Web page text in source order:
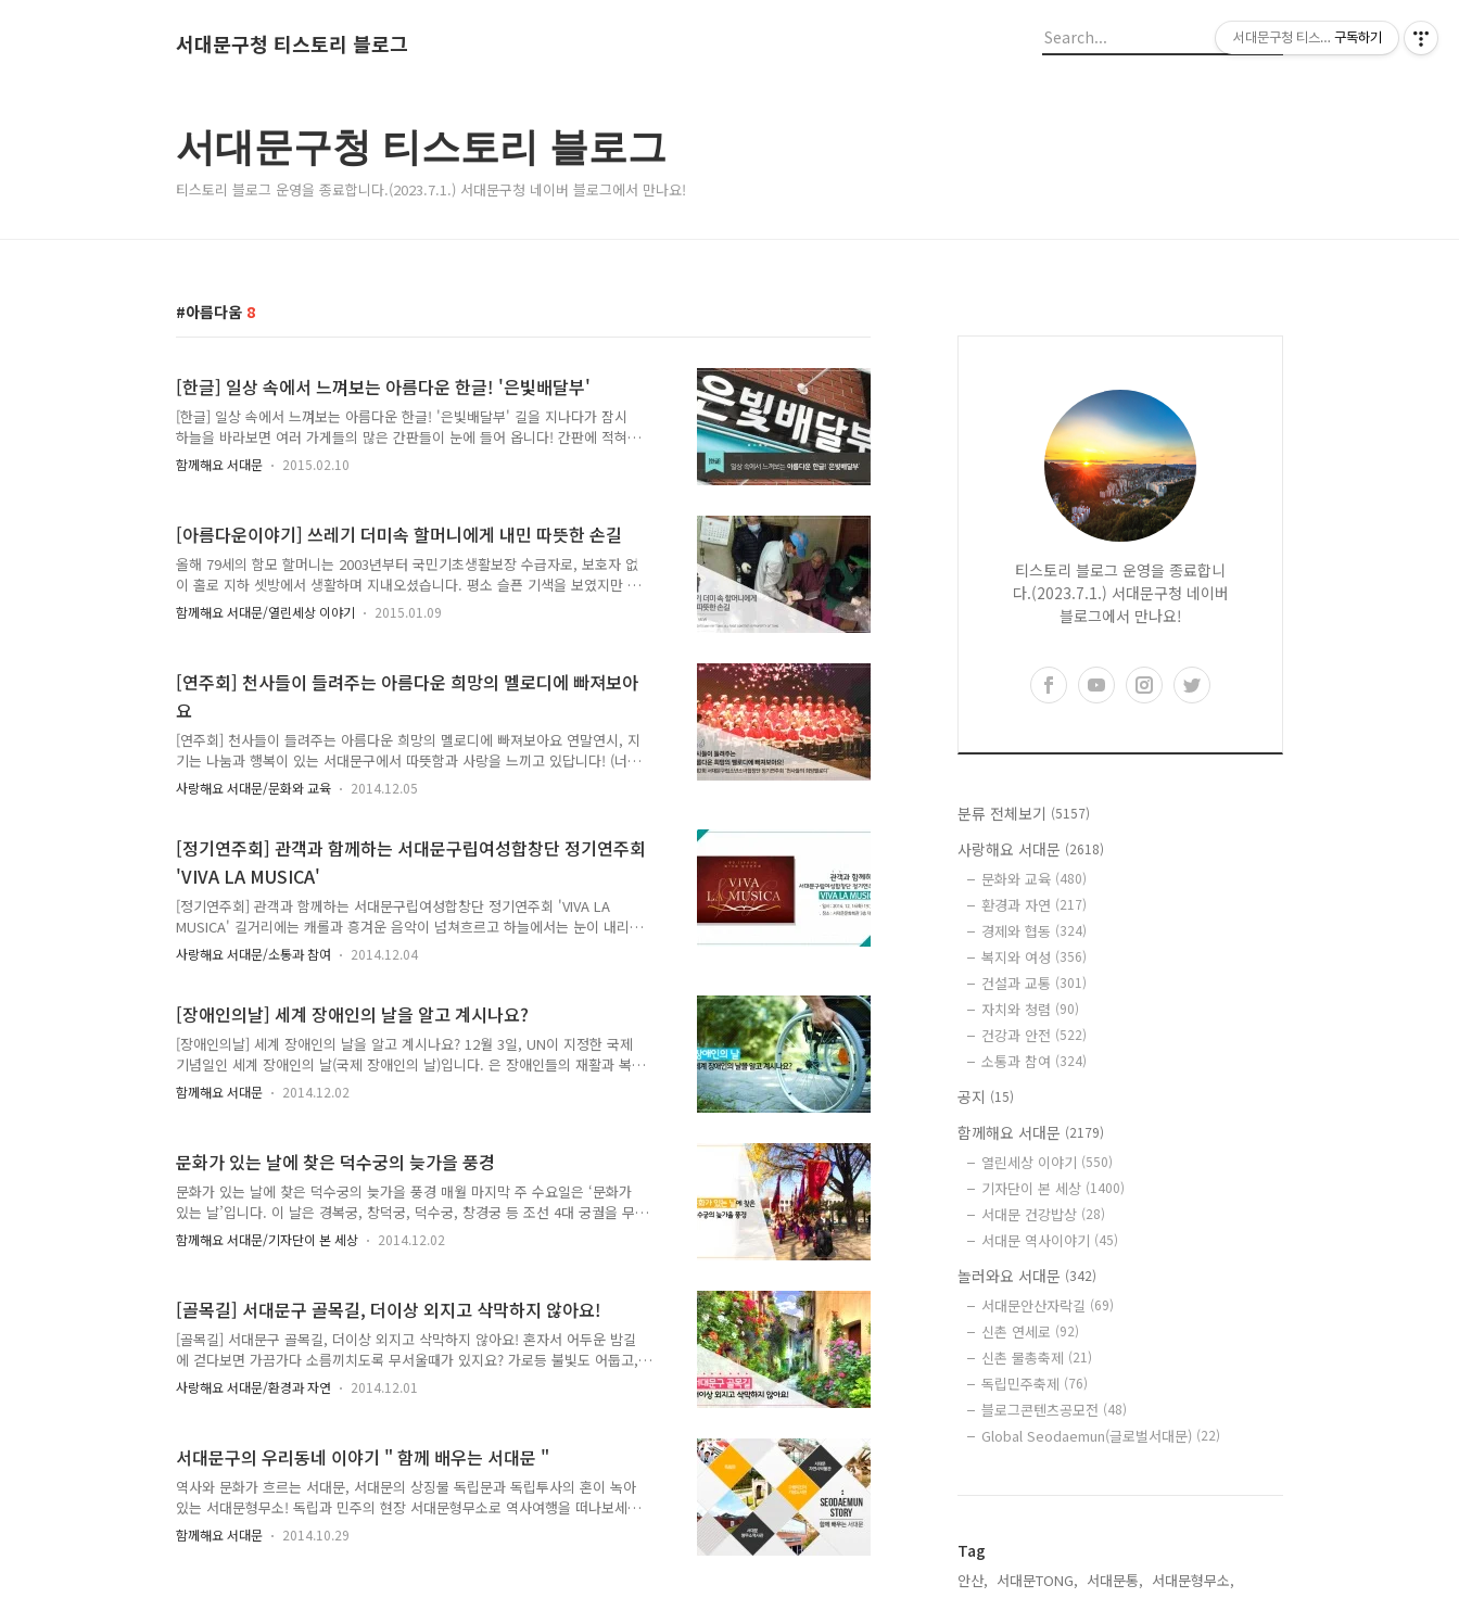
서대문구청 티스토리 블로그
서대문구청 티스토리 블로그
티스토리 블로그 운영을 종료합니다.(2023.7.1.) 서대문구청 네이버 블로그에서 만나요!
아름다움 8
[한글] 일상 속에서 느껴보는 아름다운 한글! '은빛배달부'
[한글] 일상 속에서 느껴보는 아름다운 한글! '은빛배달부' 길을 지나다가 잠시
하늘을 바라보면 여러 가게들의 많은 간판들이 눈에 들어 옵니다! 간판에 적혀있
는 가게 이름들을 볼 때 마다 영어로 써져있기도 하고, 또는 외래어, 신조어들이
보입니다. 가끔은 무슨 뜻인지, 무슨 말인지 헷갈리기도 하고, 이해하기도 어렵
빛배달부 (출처 네이버 한글한글아름답게) 은빛배달부는 서울시 서대문구 홍은복
지관에서 운영하는 노인일자리사업장으로, 만 65세의 어르신들이 서울에서 천안
까지 지하철이 있는 곳이라면 어디든지 빠르고 정확하게 주문한 물품을 전달해
주는 지하철택배서비..
함께해요 서대문 2015.02.10
[아름다운이야기] 쓰레기 더미속 할머니에게 내민 따뜻한 손길
올해 79세의 함모 할머니는 2003년부터 국민기초생활보장 수급자로, 보호자 없
이 홀로 지하 셋방에서 생활하며 지내오셨습니다. 평소 슬픈 기색을 보였지만 사
람들이 자신의 집을 방문하는 것을 꺼려해 자세한 집안 형편은 그 누구도 알 수
없었지요. 그러던 중 홍제1동 박영갑 동장이 할머니 병문안을 하던 차에 할머니
박 동장은 이를 보자마자 놀라움과 걱정이 앞섰습니다. 생각보다 너무 많은 쓰레
기가 쌓여있었기 때문이지요. 이후 홍제1동 주민센터는 할머니 댁에 주 3회 가정
방문을 통해 집 안 청소와 병원치료를 꾸준하게 권했습니다. 그리고, 마침내 8개
월간의 ..
함께해요 서대문/열린세상 이야기 2015.01.09
[연주회] 천사들이 들려주는 아름다운 희망의 멜로디에 빠져보아
요
[연주회] 천사들이 들려주는 아름다운 희망의 멜로디에 빠져보아요 연말연시, 지
기는 나눔과 행복이 있는 서대문구에서 따뜻함과 사랑을 느끼고 있답니다! (너무
후끈후끈해서 맹추위에도 끄떡없답니다.... 엣취!) 하늘에서 눈이 오고, 주위에는
조금씩 크리스마스 캐롤이 울려퍼지고~ 사랑과 기쁨이 넘치는 연말연시에 또 하
구립소년소녀합창단의 정기연주회가 열립니다. 제2회 서대문구립소년소녀합창단
정기연주회 "천사들의 희망멜로디" 천사들을 만날 수 있는 날 : 2014. 12. 9 (화)
19:30~21:00 (90분간) 천사들을 만날 수 있는 곳 : 원천교회 2층(전석 초대) 나오
는 천사들 : 서대문구립소년소녀합창단 (지휘 유흥렬, 단원 44..
사랑해요 서대문/문화와 교육 2014.12.05
[정기연주회] 관객과 함께하는 서대문구립여성합창단 정기연주회
'VIVA LA MUSICA'
[정기연주회] 관객과 함께하는 서대문구립여성합창단 정기연주회 'VIVA LA
MUSICA' 길거리에는 캐롤과 흥겨운 음악이 넘쳐흐르고 하늘에서는 눈이 내리는
이 시기, 한 해를 정리하고 마무리하는 12월, 서대문구는 구민들에게 감동적인
화음으로 기쁨과 희망의 메시지를 전하고, 관객과 하나가 되는 장을 마련하였어
분을 기다립니다!! 이번 정기연주회는 창단 20주년을 기념하는 공연으로 가곡,
민요, 가요, 팝송 등 다양한 레퍼토리로 구성되었고, 율동이 가미된 합창으로 관
객이 함께하는 연주회라니 너무 기대가 됩니다.(두근두근^^) 특별 공연으로 플루
트 연주계의 유망주인 김세현 플루티스트, 남성중창단인 리앤아미치(Lee an..
사랑해요 서대문/소통과 참여 2014.12.04
[장애인의날] 세계 장애인의 날을 알고 계시나요?
[장애인의날] 세계 장애인의 날을 알고 계시나요? 12월 3일, UN이 지정한 국제
기념일인 세계 장애인의 날(국제 장애인의 날)입니다. 은 장애인들의 재활과 복
지의 상태를 점검하고, 장애인 문제에 대한 이해촉진과 장애인 보다 사람다운 생
활을 할 수 있는 권리와 보조 수단의 확보를 목적으로 하는 기념일입니다. (소울
날과는 달리 매년 4월 20일을 '장애인의 날'로 지정하고 기념행사를 해 오고 있
답니다. 이는 국민의 장애인에 대한 이해를 깊게하고, 장애인의 재활의욕을 고취
하기 위한 목적으로 제정된 기념일입니다 12월 3일은 세계 장애인의 날로써 평
소..
함께해요 서대문 2014.12.02
문화가 있는 날에 찾은 덕수궁의 늦가을 풍경
문화가 있는 날에 찾은 덕수궁의 늦가을 풍경 매월 마지막 주 수요일은 ‘문화가
있는 날’입니다. 이 날은 경복궁, 창덕궁, 덕수궁, 창경궁 등 조선 4대 궁궐을 무
료로 관람하실 수 있다는 것 알고 계시는지요? 2014년 1월부터 문화융성위원회
와 문화체육관광부가 일반인들이 보다 쉽게 문화를 접할 수 있도록 매달 마지막
립 박물관, 미술관, 고궁 등을 무료로 관람할 수 있게 하는 등 각종 행사를 시행
하고 있다. 문화가 있는 날에는 ▲전국 국 · 공립 도서관의 야간개방 확대 및 문
화프로그램 운영 ▲경복궁, 창덕궁, 덕수궁, 창경궁 등 조선 4대 궁궐과 종묘,..
함께해요 서대문/기자단이 본 세상 2014.12.02
[골목길] 서대문구 골목길, 더이상 외지고 삭막하지 않아요!
[골목길] 서대문구 골목길, 더이상 외지고 삭막하지 않아요! 혼자서 어두운 밤길
에 걷다보면 가끔가다 소름끼치도록 무서울때가 있지요? 가로등 불빛도 어둡고,
안심할 수 없는 곳이 되어 버렸습니다. 이런 외지고 삭막한 느낌을 가진 골목길
에서 아름다운 길이 되었답니다^^ '서울, 꽃으로 피다' 사업의 일환으로 참여단
을 마련하기 위해 시작했답니다^^ 서울, 꽃으로 피다 시민들이 스스로 일상생활
속에서 꽃과 나무를 쉽게 심고 가꿀 수 있도록 커뮤니티의 지속적인 참여를 지원
하고, 또 콘테스트를 통해 우수사례를 시상하고 확산시켜 나감으로써 좀 더 깨끗
하고 녹색인 환경..
사랑해요 서대문/환경과 자연 2014.12.01
서대문구의 우리동네 이야기 " 함께 배우는 서대문 "
역사와 문화가 흐르는 서대문, 서대문의 상징물 독립문과 독립투사의 혼이 녹아
있는 서대문형무소! 독립과 민주의 현장 서대문형무소로 역사여행을 떠나보세요
~나라사랑의 실천 어렵지 않아요~^^ 책을 좋아하던 딸을 기리기 위해 건립금을
기부한 부모님의 사랑으로 지어진 구립이진아기념도서관으로 책의 향기를 느끼
함께해요 서대문 2014.10.29
티스토리 블로그 운영을 종료합니
다.(2023.7.1.) 서대문구청 네이버
블로그에서 만나요!
분류 전체보기 (5157)
사랑해요 서대문 (2618)
문화와 교육 (480)
환경과 자연 (217)
경제와 협동 (324)
복지와 여성 (356)
건설과 교통 (301)
자치와 청렴 (90)
건강과 안전 (522)
소통과 참여 (324)
공지 (15)
함께해요 서대문 (2179)
열린세상 이야기 (550)
기자단이 본 세상 (1400)
서대문 건강밥상 (28)
서대문 역사이야기 (45)
놀러와요 서대문 (342)
서대문안산자락길 (69)
신촌 연세로 (92)
신촌 물총축제 (21)
독립민주축제 (76)
블로그콘텐츠공모전 (48)
Global Seodaemun(글로벌서대문) (22)
Tag
안산, 서대문TONG, 서대문통, 서대문형무소,
서대문구청 티스토리 블로그
구독하기